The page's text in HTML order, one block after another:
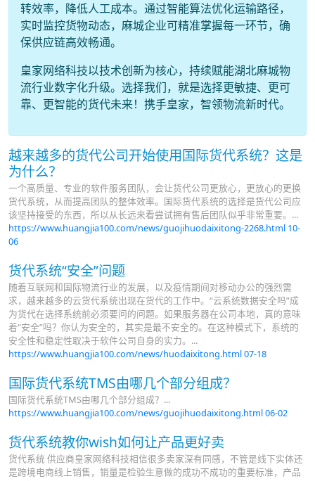
转效率，降低人工成本。通过智能算法优化运输路径，
实时监控货物动态，麻城企业可精准掌握每一环节，确
保供应链高效畅通。
皇家网络科技以技术创新为核心，持续赋能湖北麻城物
流行业数字化升级。选择我们，就是选择更敏捷、更可
靠、更智能的货代未来！携手皇家，智领物流新时代。
越来越多的货代公司开始使用国际货代系统？这是
为什么？
一个高质量、专业的软件服务团队，会让货代公司更放心，更放心的更换
货代系统，从而提高团队的整体效率。国际货代系统的选择是货代公司应
该坚持接受的东西，所以从长远来看尝试拥有售后团队似乎非常重要。...
https://www.huangjia100.com/news/guojihuodaixitong-2268.html 10-
06
货代系统“安全”问题
随着互联网和国际物流行业的发展，以及疫情期间对移动办公的强烈需
求，越来越多的云货代系统出现在货代的工作中。“云系统数据安全吗”成
为货代在选择系统前必须要问的问题。如果服务器在公司本地，真的意味
着“安全”吗？你认为安全的，其实是最不安全的。在这种模式下，系统的
安全性和稳定性取决于软件公司自身的实力。...
https://www.huangjia100.com/news/huodaixitong.html07-18
国际货代系统TMS由哪几个部分组成？
国际货代系统TMS由哪几个部分组成？...
https://www.huangjia100.com/news/guojihuodaixitong.html06-02
货代系统教你wish如何让产品更好卖
货代系统 供应商皇家网络科技相信很多卖家深有同感，不管是线下实体还
是跨境电商线上销售，销量是检验生意做的成功不成功的重要标准，产品